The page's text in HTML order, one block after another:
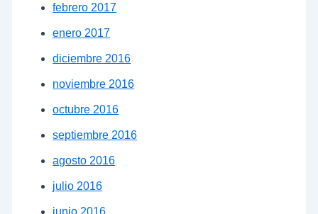
febrero 2017
enero 2017
diciembre 2016
noviembre 2016
octubre 2016
septiembre 2016
agosto 2016
julio 2016
junio 2016